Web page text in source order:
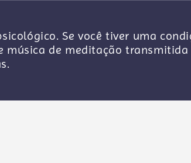
Se você tiver uma
de música de meditação